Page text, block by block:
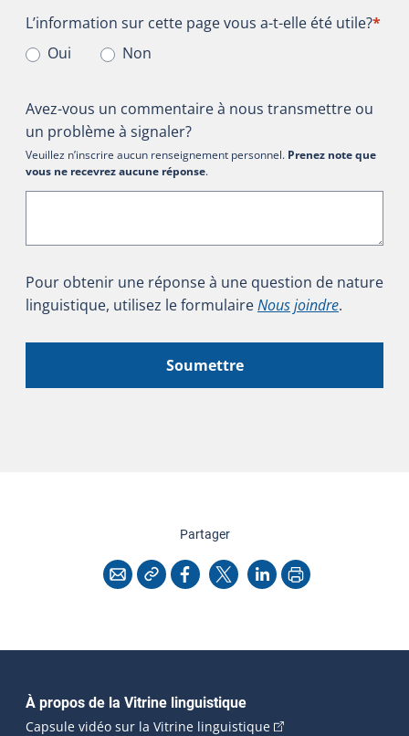
L’information sur cette page vous a-t-elle été utile?
L’information sur cette page vous a-t-elle été utile?*
Oui
Non
Avez-vous un commentaire à nous transmettre ou
un problème à signaler?
Veuillez n’inscrire aucun renseignement personnel. Prenez note que
vous ne recevrez aucune réponse.
Pour obtenir une réponse à une question de nature
linguistique, utilisez le formulaireNous joindre.
Soumettre
Partagercette page
CourrielCopier l'adresse
Facebook
X LinkedInImprimer
Navigation principale
À propos de la Vitrine linguistique
Capsule vidéo sur la Vitrine linguistique(Cet hyperlien